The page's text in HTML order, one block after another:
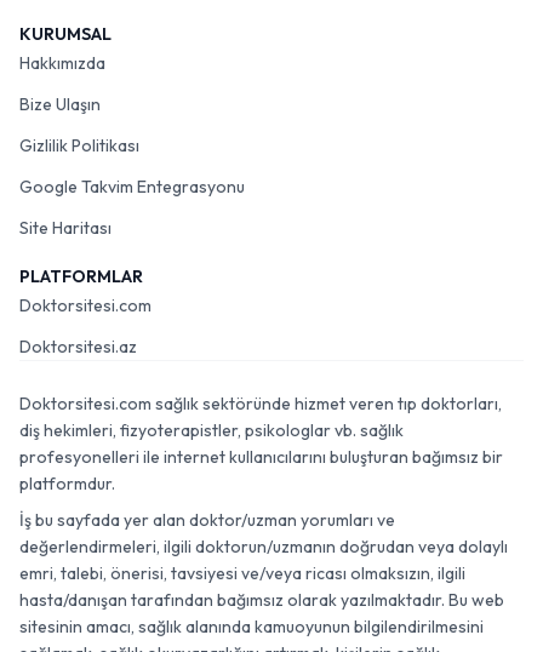
KURUMSAL
Hakkımızda
Bize Ulaşın
Gizlilik Politikası
Google Takvim Entegrasyonu
Site Haritası
PLATFORMLAR
Doktorsitesi.com
Doktorsitesi.az
Doktorsitesi.com sağlık sektöründe hizmet veren tıp doktorları,
diş hekimleri, fizyoterapistler, psikologlar vb. sağlık
profesyonelleri ile internet kullanıcılarını buluşturan bağımsız bir
platformdur.
İş bu sayfada yer alan doktor/uzman yorumları ve
değerlendirmeleri, ilgili doktorun/uzmanın doğrudan veya dolaylı
emri, talebi, önerisi, tavsiyesi ve/veya ricası olmaksızın, ilgili
hasta/danışan tarafından bağımsız olarak yazılmaktadır. Bu web
sitesinin amacı, sağlık alanında kamuoyunun bilgilendirilmesini